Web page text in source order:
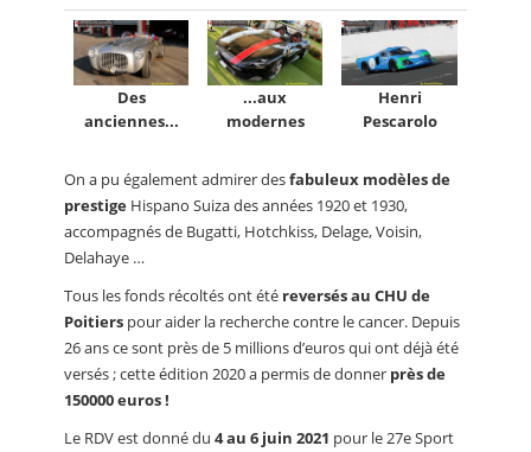
Des
anciennes...
...aux
modernes
Henri
Pescarolo
On a pu également admirer desfabuleux modèles de
prestige Hispano Suiza des années 1920 et 1930,
accompagnés de Bugatti, Hotchkiss, Delage, Voisin,
Delahaye …
Tous les fonds récoltés ont été reversés au CHU de
Poitiers pour aider la recherche contre le cancer. Depuis
26 ans ce sont près de 5 millions d’euros qui ont déjà été
versés ; cette édition 2020 a permis de donner près de
150000 euros !
Le RDV est donné du 4 au 6 juin 2021 pour le 27e Sport